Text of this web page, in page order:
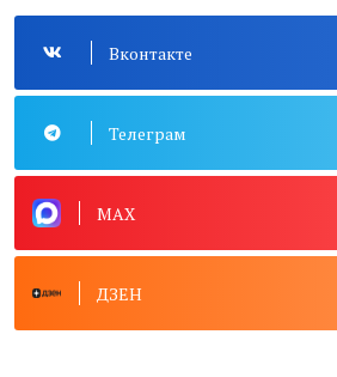
Вконтакте
Телеграм
MAX
ДЗЕН